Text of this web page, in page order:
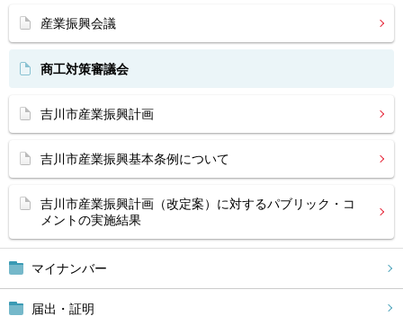
マイナンバー
届出・証明
産業振興会議
商工対策審議会
吉川市産業振興計画
吉川市産業振興基本条例について
吉川市産業振興計画（改定案）に対するパブリック・コ
メントの実施結果